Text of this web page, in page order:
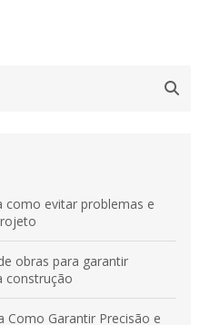
como evitar problemas e
obras para garantir
construção
Como Garantir Precisão e